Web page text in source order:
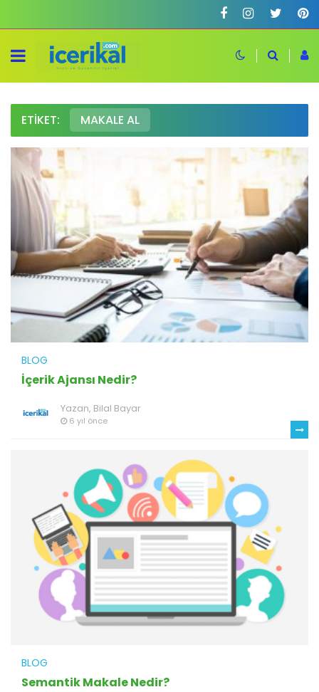
ETIKET: MAKALE AL
BLOG
İçerik Ajansı Nedir?
Yazan, Bilal Bayar
6 yıl önce
BLOG
Semantik Makale Nedir?